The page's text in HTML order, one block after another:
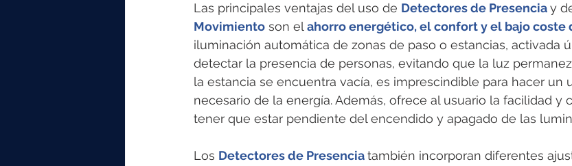
Las principales ventajas del uso de Detectores de Presencia y
Movimiento son el ahorro energético, el confort y el bajo coste
iluminación automática de zonas de paso o estancias, activada
detectar la presencia de personas, evitando que la luz
la estancia se encuentra vacía, es imprescindible para hacer un
necesario de la energía. Además, ofrece al usuario la facilidad y
tener que estar pendiente del encendido y apagado de las
Los Detectores de Presencia también incorporan diferentes